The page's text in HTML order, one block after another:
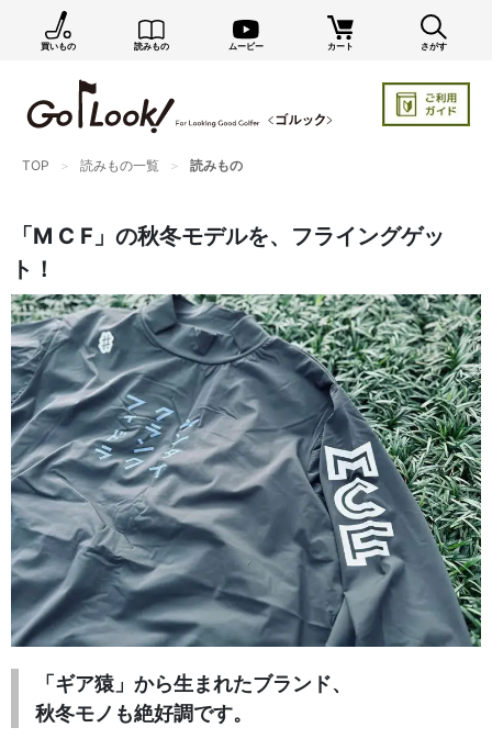
買いもの 読みもの ムービー カート さがす
TOP 読みもの一覧 読みもの
「M C F」の秋冬モデルを、フライングゲッ
ト！
「ギア猿」から生まれたブランド、
秋冬モノも絶好調です。
×
GO/LOOK! からのお知らせ（受信設定）
新商品情報や編集部のオススメ、オトクな情報・買い
まだご登録でない方はぜひ！
編集部セレクトのスタイル提案・お得情報（ダイレクトメール）
お知らせを受け取る
いつでもメール内のリンクから配信停止できます